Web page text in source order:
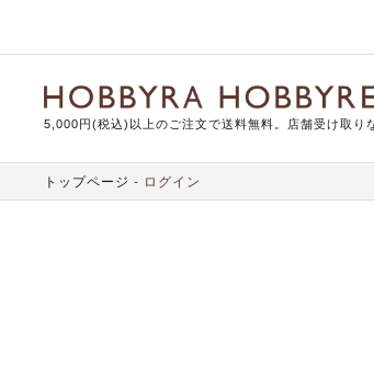
5,000円(税込)以上のご注文で送料無料。店舗受け取り
トップページ ログイン